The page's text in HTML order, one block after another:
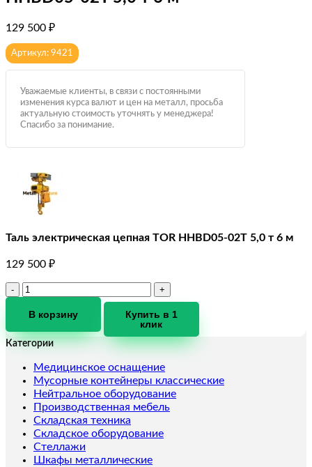
129 500 ₽
Артикул: 9421
Уважаемые клиенты, в связи с постоянными
изменения курса валют и цен на металл, просьба
актуальную стоимость уточнять у менеджера!
Спасибо за понимание.
Таль электрическая цепная TOR HHBD05-02T 5,0 т 6 м
129 500 ₽
Количество
Таль
цепная
HHBD05-
02T
5,0
т
6
м
В корзину
Купить в 1
клик
Категории
Медицинское оснащение
Мусорные контейнеры классические
Нейтральное оборудование
Производственная мебель
Складская техника
Складское оборудование
Стеллажи
Шкафы металлические